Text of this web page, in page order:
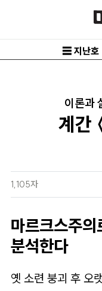
로
☰ 지난호
이론과
계간
1,105자
마르크스주
분석한다
옛 소련 붕괴 후 오